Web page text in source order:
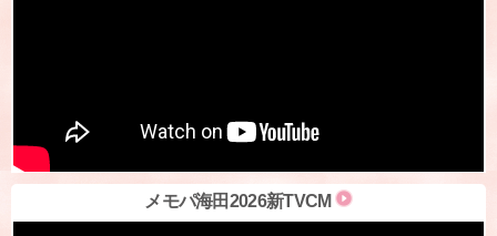
メモパ海田2026新TVCM